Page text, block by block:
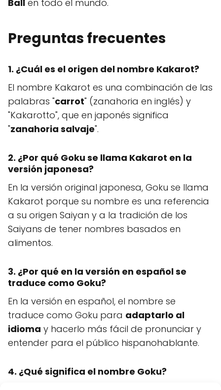
Ball en todo el mundo.
Preguntas frecuentes
1. ¿Cuál es el origen del nombre Kakarot?
El nombre Kakarot es una combinación de las
palabras "carrot" (zanahoria en inglés) y
"Kakarotto", que en japonés significa
"zanahoria salvaje".
2. ¿Por qué Goku se llama Kakarot en la
versión japonesa?
En la versión original japonesa, Goku se llama
Kakarot porque su nombre es una referencia
a su origen Saiyan y a la tradición de los
Saiyans de tener nombres basados en
alimentos.
3. ¿Por qué en la versión en español se
traduce como Goku?
En la versión en español, el nombre se
traduce como Goku para adaptarlo al
idioma y hacerlo más fácil de pronunciar y
entender para el público hispanohablante.
4. ¿Qué significa el nombre Goku?